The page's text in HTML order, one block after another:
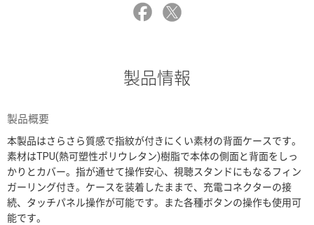
製品情報
製品概要
本製品はさらさら質感で指紋が付きにくい素材の背面ケースです。
素材はTPU(熱可塑性ポリウレタン)樹脂で本体の側面と背面をしっ
かりとカバー。指が通せて操作安心、視聴スタンドにもなるフィン
ガーリング付き。ケースを装着したままで、充電コネクターの接
続、タッチパネル操作が可能です。また各種ボタンの操作も使用可
能です。